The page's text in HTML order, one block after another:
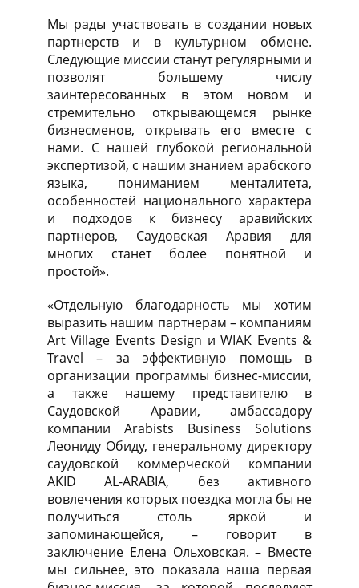
Мы рады участвовать в создании новых
партнерств и в культурном обмене.
Следующие миссии станут регулярными и
позволят большему числу
заинтересованных в этом новом и
стремительно открывающемся рынке
бизнесменов, открывать его вместе с
нами. С нашей глубокой региональной
экспертизой, с нашим знанием арабского
языка, пониманием менталитета,
особенностей национального характера
и подходов к бизнесу аравийских
партнеров, Саудовская Аравия для
многих станет более понятной и
простой».
«Отдельную благодарность мы хотим
выразить нашим партнерам – компаниям
Art Village Events Design и WIAK Events &
Travel – за эффективную помощь в
организации программы бизнес-миссии,
а также нашему представителю в
Саудовской Аравии, амбассадору
компании Arabists Business Solutions
Леониду Обиду, генеральному директору
саудовской коммерческой компании
AKID AL-ARABIA, без активного
вовлечения которых поездка могла бы не
получиться столь яркой и
запоминающейся, – говорит в
заключение Елена Ольховская. – Вместе
мы сильнее, это показала наша первая